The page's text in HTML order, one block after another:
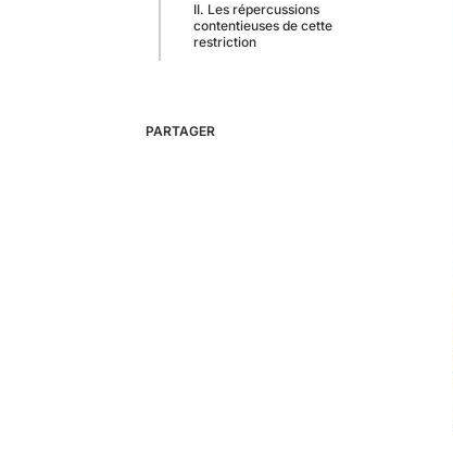
II. Les répercussions
contentieuses de cette
restriction
PARTAGER